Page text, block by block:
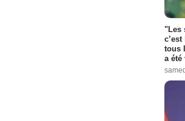
"Les
tous
a été